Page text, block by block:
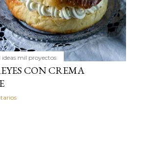
ideas mil proyectos
CON CREMA